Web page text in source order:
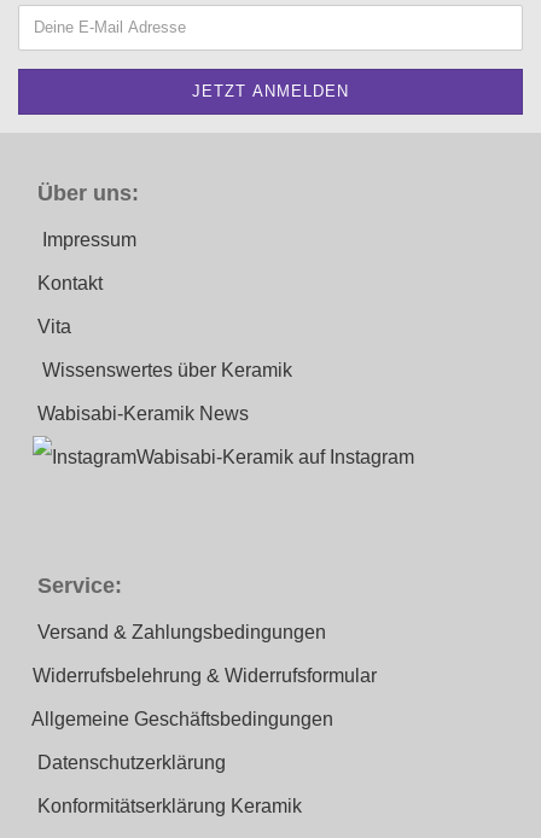
Über uns:
Impressum
Kontakt
Vita
Wissenswertes über Keramik
Wabisabi-Keramik News
Wabisabi-Keramik auf Instagram
Service:
Versand & Zahlungsbedingungen
Widerrufsbelehrung & Widerrufsformular
Allgemeine Geschäftsbedingungen
Datenschutzerklärung
Konformitätserklärung Keramik